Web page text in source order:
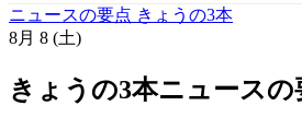
ニュースの要点 きょうの3本
8月 8 (土)
きょうの3本ニュースの